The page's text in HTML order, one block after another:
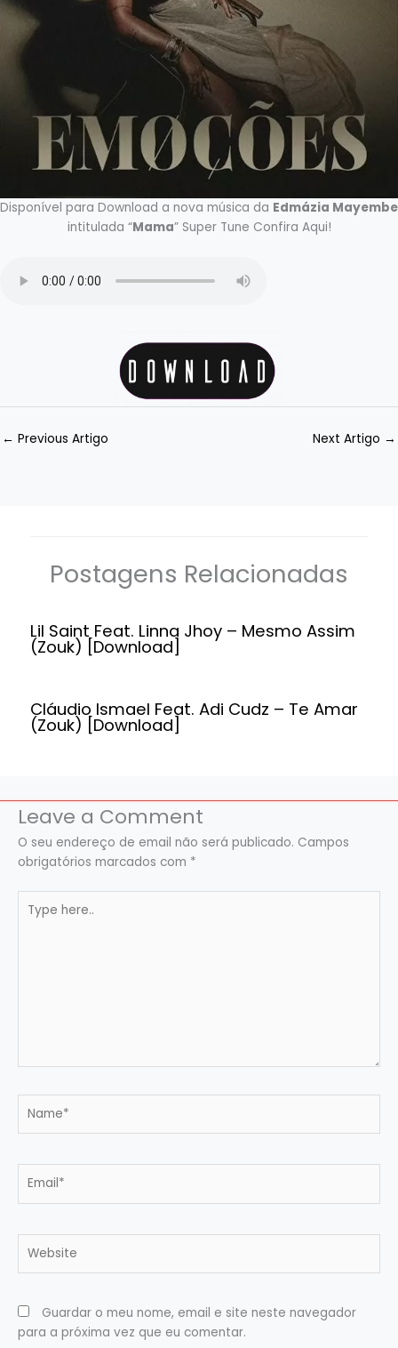
Disponível para Download a nova música da Edmázia Mayembe
intitulada “Mama” Super Tune Confira Aqui!
← Previous Artigo Next Artigo →
Postagens Relacionadas
Lil Saint Feat. Linna Jhoy – Mesmo Assim
(Zouk) [Download]
Cláudio Ismael Feat. Adi Cudz – Te Amar
(Zouk) [Download]
Leave a Comment
O seu endereço de email não será publicado. Campos
obrigatórios marcados com *
here..
Guardar o meu nome, email e site neste navegador
para a próxima vez que eu comentar.